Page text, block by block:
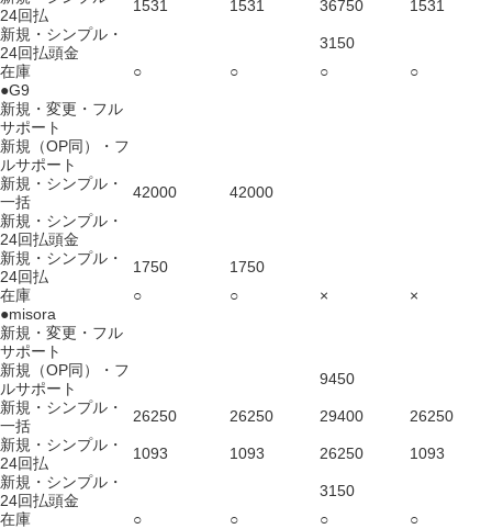
24回払
1531 1531 36750
1531
新規・シンプル・
24回払頭金
3150
在庫
○ ○ ○
○
●G9
新規・変更・フル
サポート
新規（OP同）・フ
ルサポート
新規・シンプル・
一括
42000
42000
新規・シンプル・
24回払頭金
新規・シンプル・
24回払
1750
1750
在庫
○ ○ ×
×
●misora
新規・変更・フル
サポート
新規（OP同）・フ
ルサポート
9450
新規・シンプル・
一括
26250 26250 29400
26250
新規・シンプル・
24回払
1093 1093 26250
1093
新規・シンプル・
24回払頭金
3150
在庫
○ ○ ○ ○